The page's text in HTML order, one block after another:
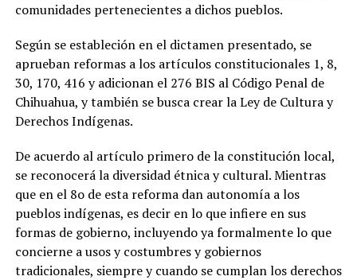
comunidades pertenecientes a dichos pueblos.
Según se estableción en el dictamen presentado, se
aprueban reformas a los artículos constitucionales 1, 8,
30, 170, 416 y adicionan el 276 BIS al Código Penal de
Chihuahua, y también se busca crear la Ley de Cultura y
Derechos Indígenas.
De acuerdo al artículo primero de la constitución local,
se reconocerá la diversidad étnica y cultural. Mientras
que en el 8o de esta reforma dan autonomía a los
pueblos indígenas, es decir en lo que infiere en sus
formas de gobierno, incluyendo ya formalmente lo que
concierne a usos y costumbres y gobiernos
tradicionales, siempre y cuando se cumplan los derechos